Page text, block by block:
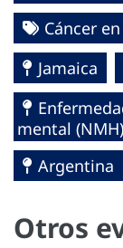
Cáncer
Jamaica
mental (NMH)
Argentina
Otros